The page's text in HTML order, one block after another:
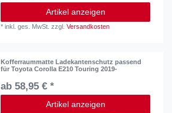
Artikel anzeigen
*inkl. ges. MwSt. zzgl.Versandkosten
Kofferraummatte Ladekantenschutz passend
für Toyota Corolla E210 Touring 2019-
ab 58,95 € *
Artikel anzeigen